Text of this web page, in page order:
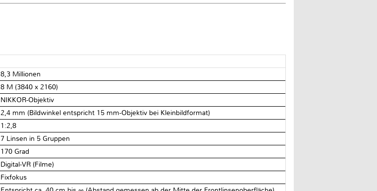
8,3 Millionen
8 M (3840 x 2160)
NIKKOR-Objektiv
2,4 mm (Bildwinkel entspricht 15 mm-Objektiv bei Kleinbildformat)
1:2,8
7 Linsen in 5 Gruppen
170 Grad
Digital-VR (Filme)
Fixfokus